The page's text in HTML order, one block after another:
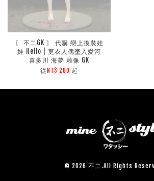
〘 不二GK 〙 代購 戀上換裝娃
娃 Hello | 更衣人偶墜入愛河
喜多川 海夢 雕像 GK
從 NT$ 280 起
© 2026 不二.All Rights